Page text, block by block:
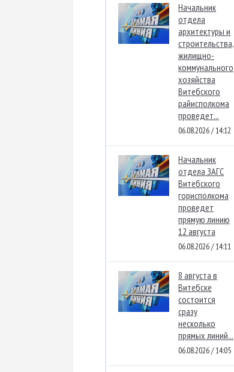
Начальник
отдела
архитектуры и
строительства,
жилищно-
коммунального
хозяйства
Витебского
райисполкома
проведет...
06.08.2026 / 14:12
Начальник
отдела ЗАГС
Витебского
горисполкома
проведет
прямую линию
12 августа
06.08.2026 / 14:11
8 августа в
Витебске
состоится
сразу
несколько
прямых линий...
06.08.2026 / 14:05